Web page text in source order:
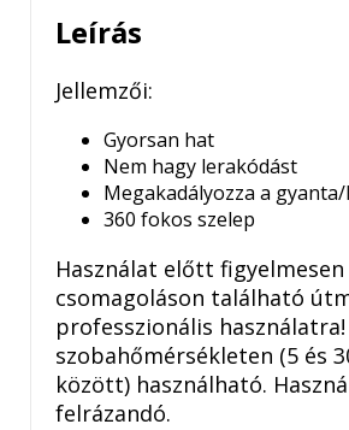
Leírás
Jellemzői:
Gyorsan hat
Nem hagy lerakódást
Megakadályozza a
360 fokos szelep
Használat előtt figyelmesen
csomagoláson található
professzionális
szobahőmérsékleten (5 és
között) használható.
felrázandó.